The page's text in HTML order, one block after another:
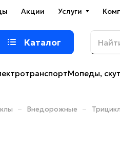
Акции Услуги
Каталог
Мопеды,
– Внедорожные –